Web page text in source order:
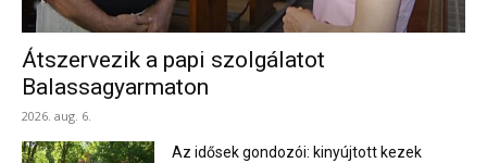
Átszervezik a papi szolgálatot
Balassagyarmaton
2026. aug. 6.
Az idősek gondozói: kinyújtott kezek